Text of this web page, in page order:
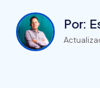
Por: